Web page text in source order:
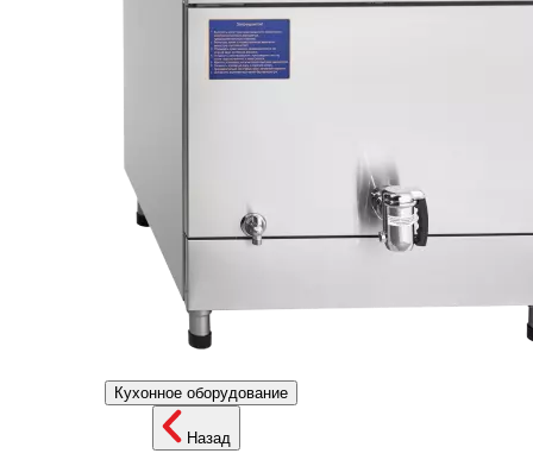
Кухонное оборудование
Назад